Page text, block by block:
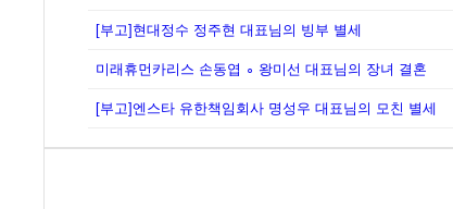
[부고]현대정수 정주현 대표님의 빙부 별세
미래휴먼카리스 손동엽 ∘ 왕미선 대표님의 장녀 결혼
[부고]엔스타 유한책임회사 명성우 대표님의 모친 별세